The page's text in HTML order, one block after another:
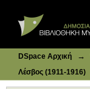
DSpace Αρχική →
Λέσβος (1911-1916)